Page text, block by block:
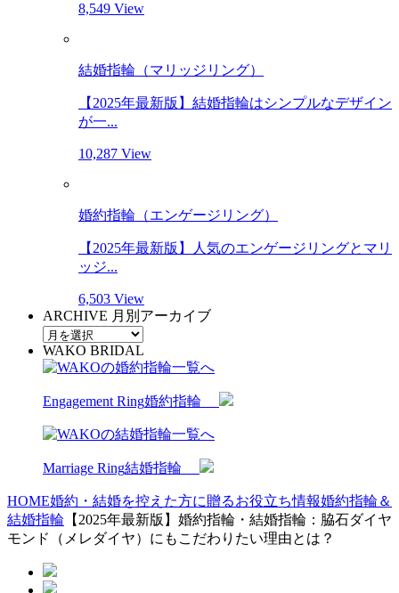
8,549 View
結婚指輪（マリッジリング）
【2025年最新版】結婚指輪はシンプルなデザイン
が一...
10,287 View
婚約指輪（エンゲージリング）
【2025年最新版】人気のエンゲージリングとマリ
ッジ...
6,503 View
ARCHIVE 月別アーカイブ
WAKO BRIDAL
Engagement Ring婚約指輪
Marriage Ring結婚指輪
HOME婚約・結婚を控えた方に贈るお役立ち情報婚約指輪＆
結婚指輪 【2025年最新版】婚約指輪・結婚指輪：脇石ダイヤ
モンド（メレダイヤ）にもこだわりたい理由とは？